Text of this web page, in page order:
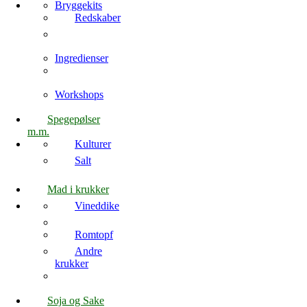
Bryggekits
Redskaber
Ingredienser
Workshops
Spegepølser
m.m.
Kulturer
Salt
Mad i krukker
Vineddike
Romtopf
Andre
krukker
Soja og Sake